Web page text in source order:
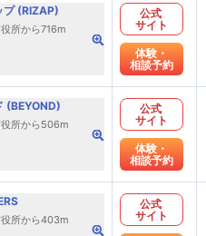
プ (RIZAP)
所から716m
公式
サイト
体験・
相談予約
(BEYOND)
所から506m
公式
サイト
体験・
相談予約
所から403m
公式
サイト